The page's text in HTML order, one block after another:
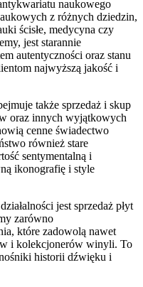
naukowego
z różnych dziedzin,
ścisłe, medycyna czy
jest starannie
autentyczności oraz stanu
najwyższą jakość i
także sprzedaż i skup
oraz innych wyjątkowych
cenne świadectwo
również stare
sentymentalną i
ikonografię i style
jest sprzedaż płyt
zarówno
które zadowolą nawet
i kolekcjonerów winyli. To
historii dźwięku i